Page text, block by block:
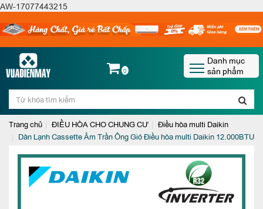
AW-17077443215
0
Danh mục
sản phẩm
Trang chủ ĐIỀU HÒA CHO CHUNG CƯ
Điều hòa multi Daikin
Dàn Lạnh Cassette Âm Trần Ông Gió Điều hòa multi Daikin 12.000BTU